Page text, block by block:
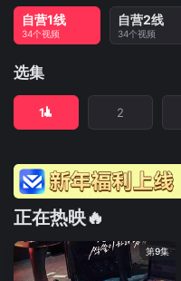
自营1线
34个视频
自营2线
34个视频
选集
1 2
正在热映🔥
第9集